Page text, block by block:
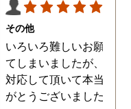
その他
いろいろ難しいお願いを
てしまいましたが、心良
対応して頂いて本当にあ
がとうございました。